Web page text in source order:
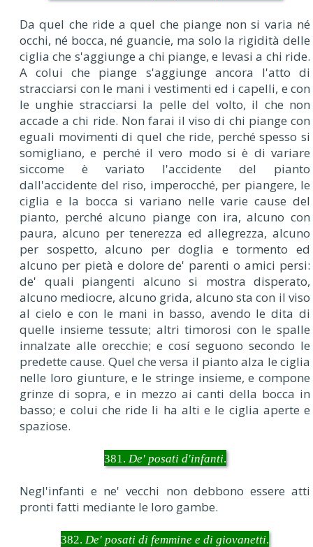
Da quel che ride a quel che piange non si varia né
occhi, né bocca, né guancie, ma solo la rigidità delle
ciglia che s'aggiunge a chi piange, e levasi a chi ride.
A colui che piange s'aggiunge ancora l'atto di
stracciarsi con le mani i vestimenti ed i capelli, e con
le unghie stracciarsi la pelle del volto, il che non
accade a chi ride. Non farai il viso di chi piange con
eguali movimenti di quel che ride, perché spesso si
somigliano, e perché il vero modo si è di variare
siccome è variato l'accidente del pianto
dall'accidente del riso, imperocché, per piangere, le
ciglia e la bocca si variano nelle varie cause del
pianto, perché alcuno piange con ira, alcuno con
paura, alcuno per tenerezza ed allegrezza, alcuno
per sospetto, alcuno per doglia e tormento ed
alcuno per pietà e dolore de' parenti o amici persi:
de' quali piangenti alcuno si mostra disperato,
alcuno mediocre, alcuno grida, alcuno sta con il viso
al cielo e con le mani in basso, avendo le dita di
quelle insieme tessute; altri timorosi con le spalle
innalzate alle orecchie; e cosí seguono secondo le
predette cause. Quel che versa il pianto alza le ciglia
nelle loro giunture, e le stringe insieme, e compone
grinze di sopra, e in mezzo ai canti della bocca in
basso; e colui che ride li ha alti e le ciglia aperte e
spaziose.
381. De' posati d'infanti.
Negl'infanti e ne' vecchi non debbono essere atti
pronti fatti mediante le loro gambe.
382. De' posati di femmine e di giovanetti.